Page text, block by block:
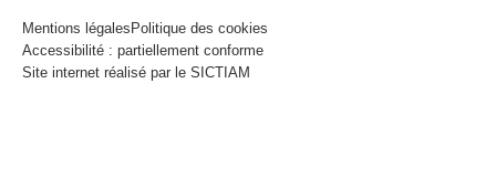
Mentions légalesPolitique des cookies